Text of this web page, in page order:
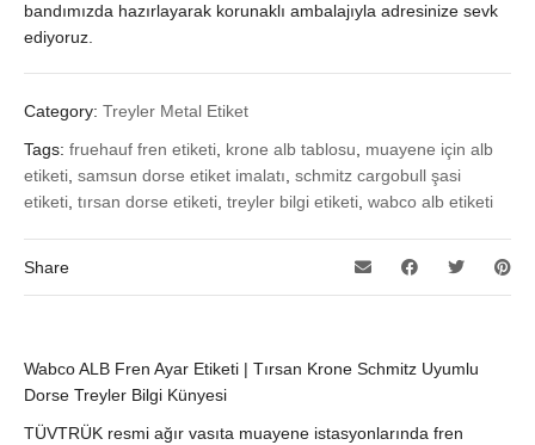
bandımızda hazırlayarak korunaklı ambalajıyla adresinize sevk
ediyoruz.
Category: Treyler Metal Etiket
Tags: fruehauf fren etiketi krone alb tablosu
muayene için alb
etiketi samsun dorse etiket imalatı schmitz cargobull şasi
etiketi tırsan dorse etiketi treyler bilgi etiketi wabco alb etiketi
Share
Wabco ALB Fren Ayar Etiketi | Tırsan Krone Schmitz Uyumlu
Dorse Treyler Bilgi Künyesi
TÜVTRÜK resmi ağır vasıta muayene istasyonlarında fren